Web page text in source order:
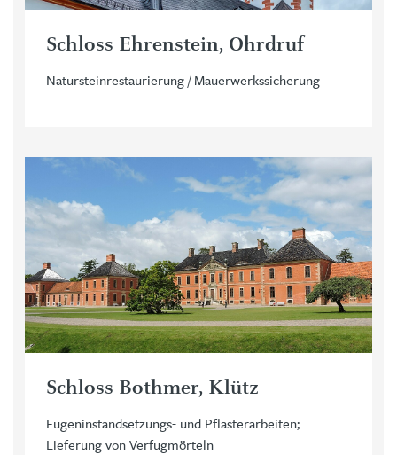
Schloss Ehrenstein, Ohrdruf
Natursteinrestaurierung / Mauerwerkssicherung
Schloss Bothmer, Klütz
Fugeninstandsetzungs- und Pflasterarbeiten;
Lieferung von Verfugmörteln